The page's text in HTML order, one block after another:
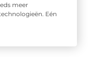
meer
Eén